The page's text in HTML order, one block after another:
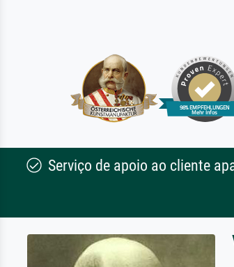
Serviço de apoio ao cliente